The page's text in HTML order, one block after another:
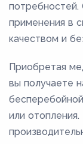
потребностей.
применения в
качеством и
Приобретая
вы получаете
или